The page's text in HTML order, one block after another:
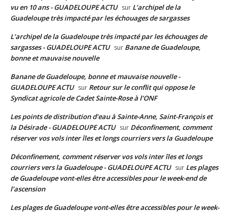
vu en 10 ans - GUADELOUPE ACTU sur L’archipel de la
Guadeloupe très impacté par les échouages de sargasses
L’archipel de la Guadeloupe très impacté par les échouages de
sargasses - GUADELOUPE ACTU sur Banane de Guadeloupe,
bonne et mauvaise nouvelle
Banane de Guadeloupe, bonne et mauvaise nouvelle -
GUADELOUPE ACTU sur Retour sur le conflit qui oppose le
Syndicat agricole de Cadet Sainte-Rose à l’ONF
Les points de distribution d’eau à Sainte-Anne, Saint-François et
la Désirade - GUADELOUPE ACTU sur Déconfinement, comment
réserver vos vols inter îles et longs courriers vers la Guadeloupe
Déconfinement, comment réserver vos vols inter îles et longs
courriers vers la Guadeloupe - GUADELOUPE ACTU sur Les plages
de Guadeloupe vont-elles être accessibles pour le week-end de
l’ascension
Les plages de Guadeloupe vont-elles être accessibles pour le week-